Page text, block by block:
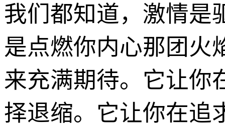
我们都知道，激情是
是点燃你内心那团火
来充满期待。它让你
择退缩。它让你在追